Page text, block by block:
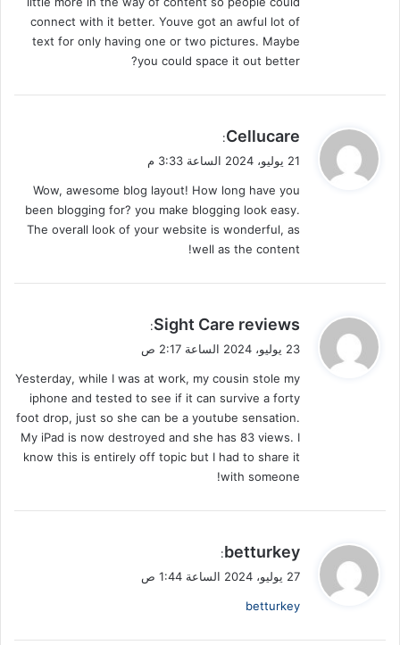
connect with it better. Youve got an awful lot of
text for only having one or two pictures. Maybe
you could space it out better?
ي
ق
ل
Cellucare
:
21 يوليو، 2024 الساعة 3:33 م
Wow, awesome blog layout! How long have you
been blogging for? you make blogging look easy.
The overall look of your website is wonderful, as
well as the content!
ي
ق
ل
Sight Care reviews
:
23 يوليو، 2024 الساعة 2:17 ص
Yesterday, while I was at work, my cousin stole my
iphone and tested to see if it can survive a forty
foot drop, just so she can be a youtube sensation.
My iPad is now destroyed and she has 83 views. I
know this is entirely off topic but I had to share it
with someone!
ي
ق
ل
betturkey
:
27 يوليو، 2024 الساعة 1:44 ص
betturkey